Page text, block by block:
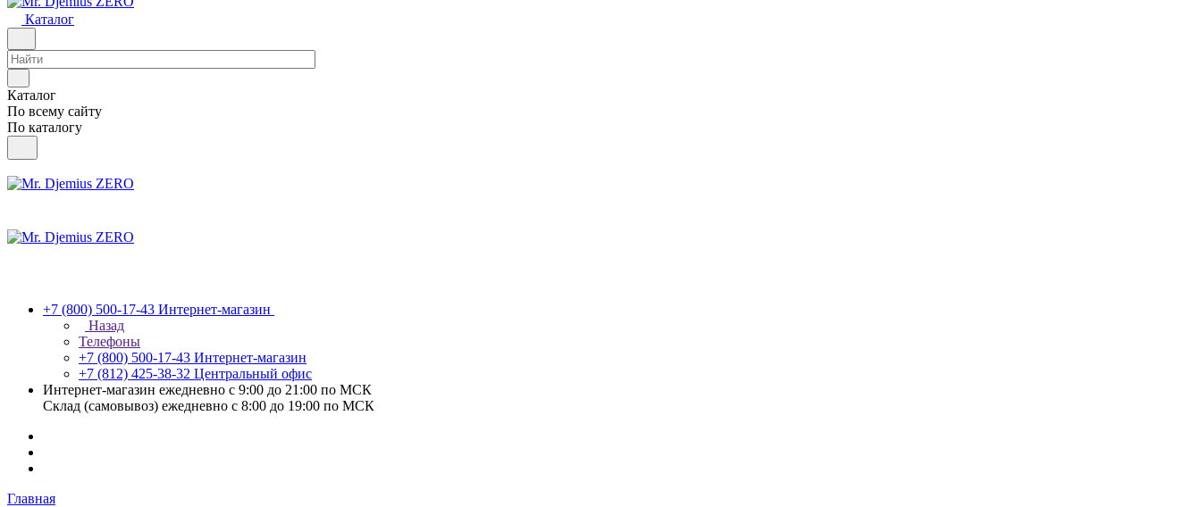
Каталог
Каталог
По всему сайту
По каталогу
+7 (800) 500-17-43 Интернет-магазин
Назад
Телефоны
+7 (800) 500-17-43 Интернет-магазин
+7 (812) 425-38-32 Центральный офис
Интернет-магазин ежедневно с 9:00 до 21:00 по МСК
Склад (самовывоз) ежедневно с 8:00 до 19:00 по МСК
Главная